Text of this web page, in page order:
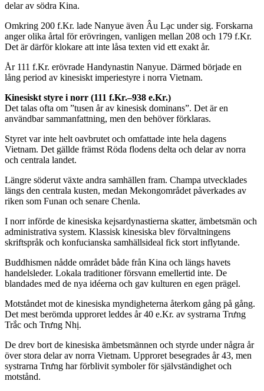
delar av södra Kina.
Omkring 200 f.Kr. lade Nanyue även Âu Lạc under sig. Forskarna
anger olika årtal för erövringen, vanligen mellan 208 och 179 f.Kr.
Det är därför klokare att inte låsa texten vid ett exakt år.
År 111 f.Kr. erövrade Handynastin Nanyue. Därmed började en
lång period av kinesiskt imperiestyre i norra Vietnam.
Kinesiskt styre i norr (111 f.Kr.–938 e.Kr.)
Det talas ofta om ”tusen år av kinesisk dominans”. Det är en
användbar sammanfattning, men den behöver förklaras.
Styret var inte helt oavbrutet och omfattade inte hela dagens
Vietnam. Det gällde främst Röda flodens delta och delar av norra
och centrala landet.
Längre söderut växte andra samhällen fram. Champa utvecklades
längs den centrala kusten, medan Mekongområdet påverkades av
riken som Funan och senare Chenla.
I norr införde de kinesiska kejsardynastierna skatter, ämbetsmän och
administrativa system. Klassisk kinesiska blev förvaltningens
skriftspråk och konfucianska samhällsideal fick stort inflytande.
Buddhismen nådde området både från Kina och längs havets
handelsleder. Lokala traditioner försvann emellertid inte. De
blandades med de nya idéerna och gav kulturen en egen prägel.
Motståndet mot de kinesiska myndigheterna återkom gång på gång.
Det mest berömda upproret leddes år 40 e.Kr. av systrarna Trưng
Trắc och Trưng Nhị.
De drev bort de kinesiska ämbetsmännen och styrde under några år
över stora delar av norra Vietnam. Upproret besegrades år 43, men
systrarna Trưng har förblivit symboler för självständighet och
motstånd.